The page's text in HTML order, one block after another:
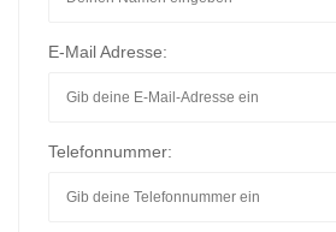
E-Mail Adresse:
Telefonnummer: